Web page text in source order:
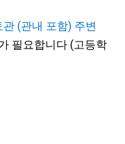
관 (관내 포함) 주변
필요합니다 (고등학